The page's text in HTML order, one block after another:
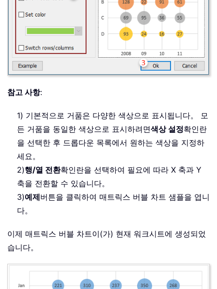
참고 사항:
1) 기본적으로 거품은 다양한 색상으로 표시됩니다。 모
든 거품을 동일한 색상으로 표시하려면색상 설정확인란
을 선택한 후 드롭다운 목록에서 원하는 색상을 지정하
세요。
2)행/열 전환확인란을 선택하여 필요에 따라 X 축과 Y
축을 전환할 수 있습니다。
3)예제버튼을 클릭하여 매트릭스 버블 차트 샘플을 엽니
다。
이제 매트릭스 버블 차트이(가) 현재 워크시트에 생성되었
습니다。